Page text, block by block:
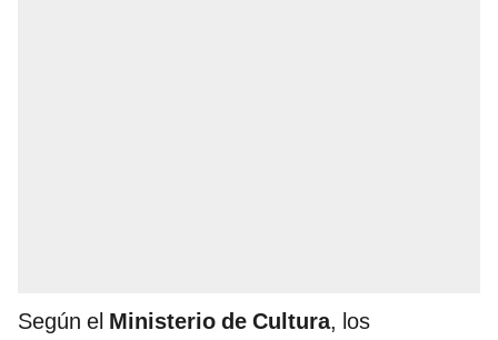
Según el Ministerio de Cultura, los